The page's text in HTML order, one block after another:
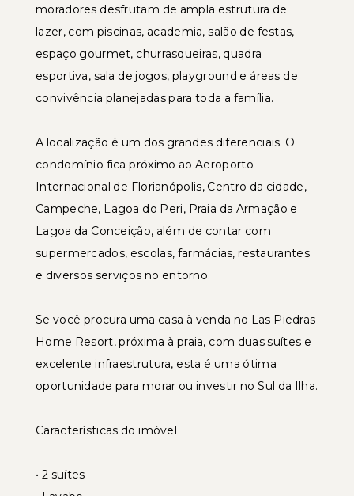
moradores desfrutam de ampla estrutura de
lazer, com piscinas, academia, salão de festas,
espaço gourmet, churrasqueiras, quadra
esportiva, sala de jogos, playground e áreas de
convivência planejadas para toda a família.
A localização é um dos grandes diferenciais. O
condomínio fica próximo ao Aeroporto
Internacional de Florianópolis, Centro da cidade,
Campeche, Lagoa do Peri, Praia da Armação e
Lagoa da Conceição, além de contar com
supermercados, escolas, farmácias, restaurantes
e diversos serviços no entorno.
Se você procura uma casa à venda no Las Piedras
Home Resort, próxima à praia, com duas suítes e
excelente infraestrutura, esta é uma ótima
oportunidade para morar ou investir no Sul da Ilha.
Características do imóvel
• 2 suítes